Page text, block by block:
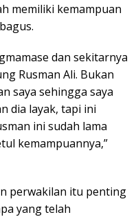
memiliki kemampuan
dan sekitarnya
Rusman Ali. Bukan
saya sehingga saya
dia layak, tapi ini
ini sudah lama
kemampuannya,”
perwakilan itu penting
yang telah